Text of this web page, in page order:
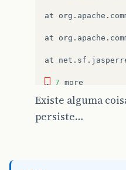
at org . apache .
at org . apache .
at net . sf .
… 7 more
Existe alguma
persiste…